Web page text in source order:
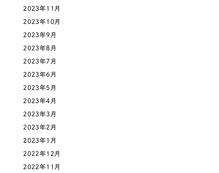
パープル・紫色
ピンク・桃色
2023年11月
2023年10月
2023年9月
2023年8月
2023年7月
2023年6月
2023年5月
2023年4月
2023年3月
2023年2月
2023年1月
2022年12月
2022年11月